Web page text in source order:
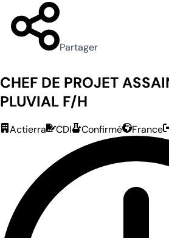
Partager
CHEF DE PROJET
PLUVIAL F/H
Actierra CDI Confirmé France